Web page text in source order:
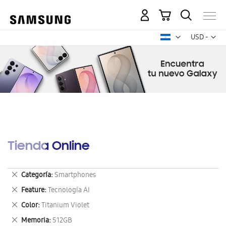
USD -
dólar
Mi carrito
Tienda Online
Categoría Smartphones
Eliminar
este
artículo
Feature Tecnología AI
Eliminar
este
artículo
Color Titanium Violet
Eliminar
este
Memoria 512GB
Eliminar